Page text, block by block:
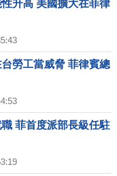
升高 美國擴大在菲律
勞工當威脅 菲律賓總
菲首度派部長級任駐